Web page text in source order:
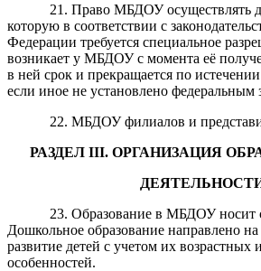
21. Право МБДОУ осуществлять
которую в соответствии с
Федерации требуется специальное
возникает у МБДОУ с момента её
в ней срок и прекращается по
если иное не установлено федеральным
22. МБДОУ филиалов и
РАЗДЕЛ III. ОРГАНИЗАЦИЯ
ДЕЯТЕЛЬНО
23. Образование в МБДОУ носит
Дошкольное образование направлено на
развитие детей с учетом их
особенностей.